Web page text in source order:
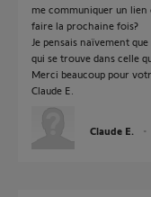
me communiquer un
faire la prochaine fois?
Je pensais naïvement
qui se trouve dans celle
Merci beaucoup pour
Claude E.
Claude E.